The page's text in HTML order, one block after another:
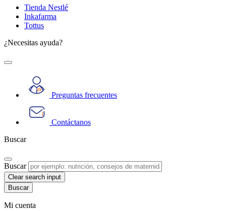
Tienda Nestlé
Inkafarma
Tottus
¿Necesitas ayuda?
Preguntas frecuentes
Contáctanos
Buscar
Buscar
Clear search input
Mi cuenta